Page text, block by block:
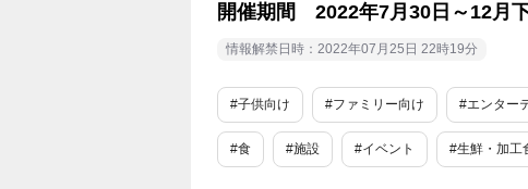
開催期間 2022年7月30日～12月
情報解禁日時：2022年07月25日 22時19分
#子供向け #ファミリー向け #エンター
#食 #施設 #イベント #生鮮・加工